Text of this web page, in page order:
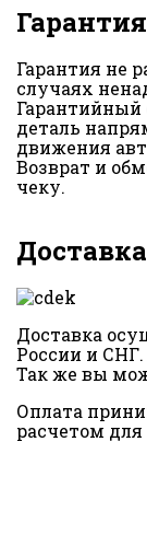
Гарантия
Гарантия не
случаях
Гарантийный
деталь
движения
Возврат и
чеку.
Доставка
России и СНГ.
Так же вы
Оплата
расчетом